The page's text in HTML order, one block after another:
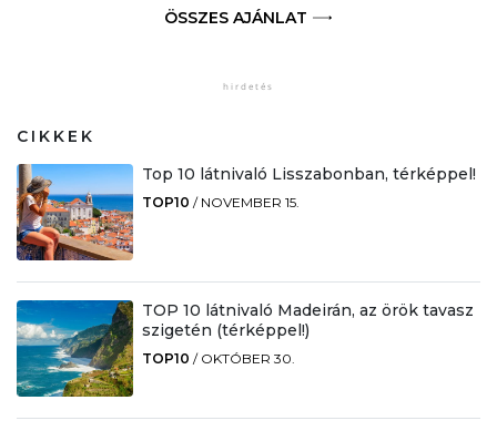
ÖSSZES AJÁNLAT
CIKKEK
Top 10 látnivaló Lisszabonban, térképpel!
TOP10 / NOVEMBER 15.
TOP 10 látnivaló Madeirán, az örök tavasz
szigetén (térképpel!)
TOP10 / OKTÓBER 30.